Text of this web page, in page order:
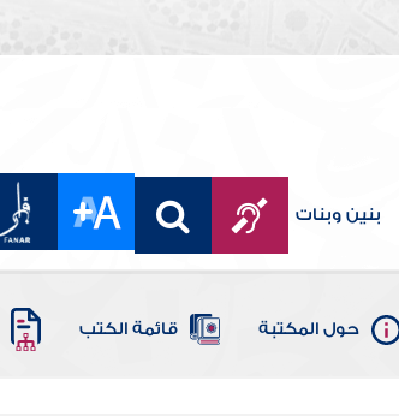
بنين وبنات
حول المكتبة قائمة الكتب